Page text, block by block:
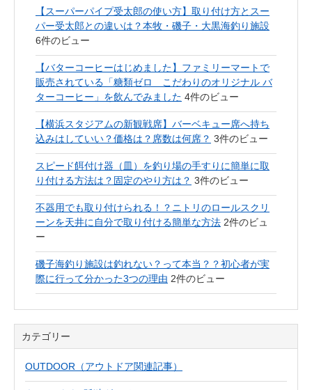
【スーパーパイプ受太郎の使い方】取り付け方とスー
パー受太郎との違いは？本牧・磯子・大黒海釣り施設
6件のビュー
【バターコーヒーはじめました】ファミリーマートで
販売されている「糖類ゼロ こだわりのオリジナル バ
ターコーヒー」を飲んでみました 4件のビュー
【横浜スタジアムの新観戦席】バーベキュー席へ持ち
込みはしていい？価格は？席数は何席？ 3件のビュー
スピード餌付け器（皿）を釣り場の手すりに簡単に取
り付ける方法は？固定のやり方は？ 3件のビュー
不器用でも取り付けられる！？ニトリのロールスクリ
ーンを天井に自分で取り付ける簡単な方法 2件のビュ
ー
磯子海釣り施設は釣れない？って本当？？初心者が実
際に行って分かった3つの理由 2件のビュー
カテゴリー
OUTDOOR（アウトドア関連記事）